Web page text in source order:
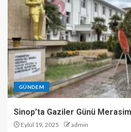
GÜNDEM
Sinop’ta Gaziler Günü
Eylül 19, 2025 admin